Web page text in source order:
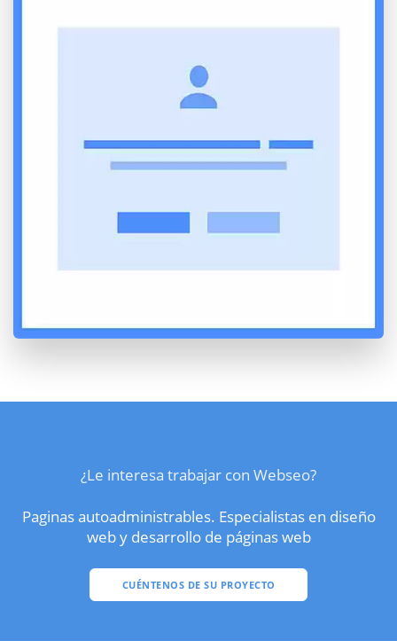
¿Le interesa trabajar con Webseo?
Paginas autoadministrables. Especialistas en diseño
web y desarrollo de páginas web
CUÉNTENOS DE SU PROYECTO